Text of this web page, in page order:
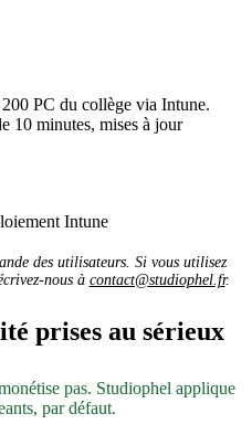
PC du collège via Intune.
10 minutes, mises à jour
Intune
des utilisateurs. Si vous utilisez
nous à contact@studiophel.fr.
prises au sérieux
pas. Studiophel applique
par défaut.